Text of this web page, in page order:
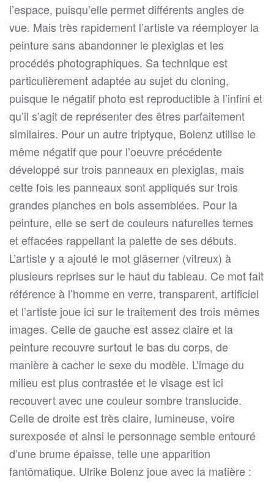
l’espace, puisqu’elle permet différents angles de
vue. Mais très rapidement l’artiste va réemployer la
peinture sans abandonner le plexiglas et les
procédés photographiques. Sa technique est
particulièrement adaptée au sujet du cloning,
puisque le négatif photo est reproductible à l’infini et
qu’il s’agit de représenter des êtres parfaitement
similaires. Pour un autre triptyque, Bolenz utilise le
même négatif que pour l’oeuvre précédente
développé sur trois panneaux en plexiglas, mais
cette fois les panneaux sont appliqués sur trois
grandes planches en bois assemblées. Pour la
peinture, elle se sert de couleurs naturelles ternes
et effacées rappellant la palette de ses débuts.
L’artiste y a ajouté le mot gläserner (vitreux) à
plusieurs reprises sur le haut du tableau. Ce mot fait
référence à l’homme en verre, transparent, artificiel
et l’artiste joue ici sur le traitement des trois mêmes
images. Celle de gauche est assez claire et la
peinture recouvre surtout le bas du corps, de
manière à cacher le sexe du modèle. L’image du
milieu est plus contrastée et le visage est ici
recouvert avec une couleur sombre translucide.
Celle de droite est très claire, lumineuse, voire
surexposée et ainsi le personnage semble entouré
d’une brume épaisse, telle une apparition
fantômatique. Ulrike Bolenz joue avec la matière :